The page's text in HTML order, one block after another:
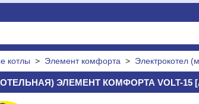
котлы > Элемент комфорта > Электрокотел
ЭЛЕМЕНТ КОМФОРТА VOLT-15